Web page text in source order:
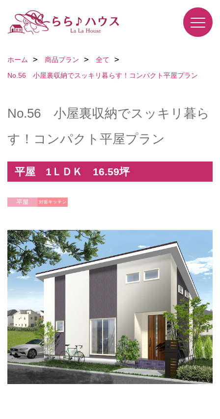
ホーム 商品プラン
全て
No.56 小屋裏収納でスッキリ暮らす！コンパクト平屋プラン
No.56 小屋裏収納でスッキリ暮ら
す！コンパクト平屋プラン
平屋 1ＬＤＫ 16.59坪